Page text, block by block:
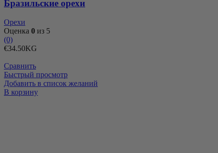
Бразильские орехи
Орехи
Оценка 0 из 5
(0)
€34.50KG
Сравнить
Быстрый просмотр
Добавить в список желаний
Количество
В корзину